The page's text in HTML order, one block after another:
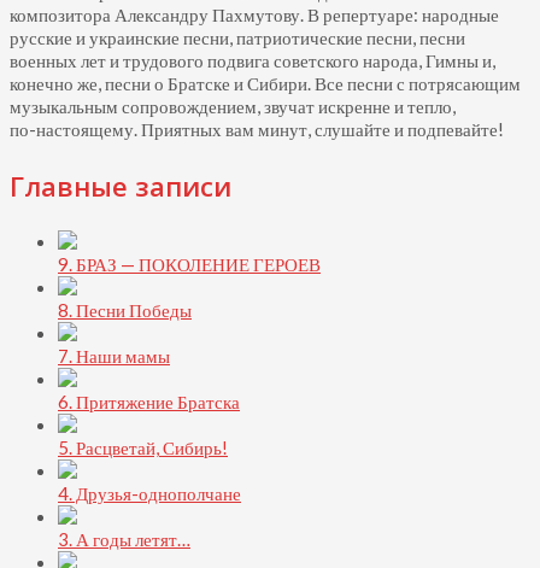
композитора Александру Пахмутову. В репертуаре: народные
русские и украинские песни, патриотические песни, песни
военных лет и трудового подвига советского народа, Гимны и,
конечно же, песни о Братске и Сибири. Все песни с потрясающим
музыкальным сопровождением, звучат искренне и тепло,
по-настоящему.Приятных вам минут, слушайте и подпевайте!
Главные записи
9. БРАЗ — ПОКОЛЕНИЕ ГЕРОЕВ
8. Песни Победы
7. Наши мамы
6. Притяжение Братска
5. Расцветай, Сибирь!
4. Друзья-однополчане
3. А годы летят…